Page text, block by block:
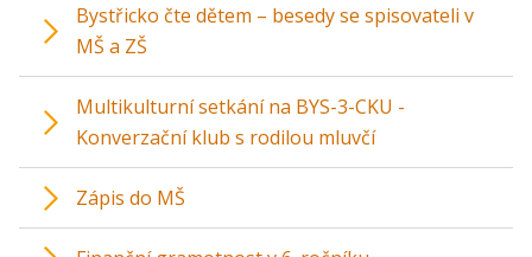
Bystřicko čte dětem – besedy se spisovateli v
MŠ a ZŠ
Multikulturní setkání na BYS-3-CKU -
Konverzační klub s rodilou mluvčí
Zápis do MŠ